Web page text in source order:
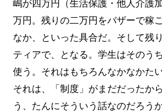
嶋が四万円（生活保護・他人介護
万円。残りの二万円をバザーで稼
なか、といった具合だ。そして残
ティアで、となる。学生はそのう
使う。それはもちろんなかなかた
それは、「制度」がまだだったか
う、たんにそういう話なのだろう